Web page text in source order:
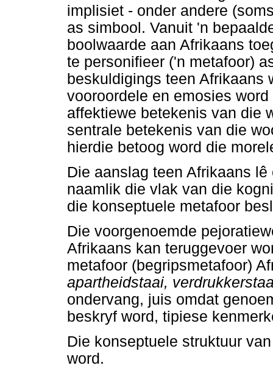
implisiet - onder andere
as simbool. Vanuit 'n
boolwaarde aan Afrikaans
te personifieer ('n metafoor)
beskuldigings teen Afrikaans
vooroordele en emosies
affektiewe betekenis van die
sentrale betekenis van die
hierdie betoog word die
Die aanslag teen Afrikaans
naamlik die vlak van die
die konseptuele metafoor
Die voorgenoemde
Afrikaans kan teruggevoer
metafoor (begripsmetafoor)
apartheidstaai,
ondervang, juis omdat
beskryf word, tipiese
Die konseptuele struktuur
word.